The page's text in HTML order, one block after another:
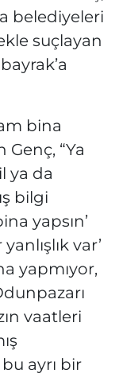
belediyeleri
suçlayan
bina
Genç, “Ya
ya da
bilgi
yapsın’
var’
yapmıyor,
vaatleri
ayrı bir